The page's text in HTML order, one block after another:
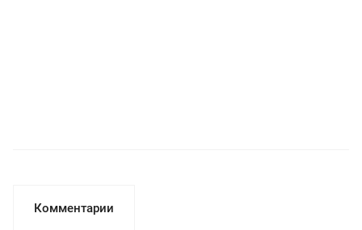
Комментарии